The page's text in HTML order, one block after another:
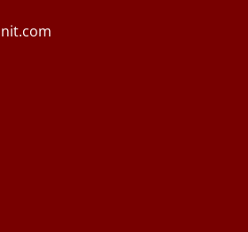
din forespørgsel til NNIT
behandler NNIT de
med
mere om dine rettigheder